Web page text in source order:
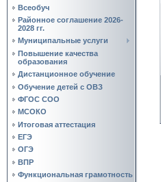
Всеобуч
Районное соглашение 2026-
2028 гг.
Муниципальные услуги
Повышение качества
образования
Дистанционное обучение
Обучение детей с ОВЗ
ФГОС СОО
МСОКО
Итоговая аттестация
ЕГЭ
ОГЭ
ВПР
Функциональная грамотность